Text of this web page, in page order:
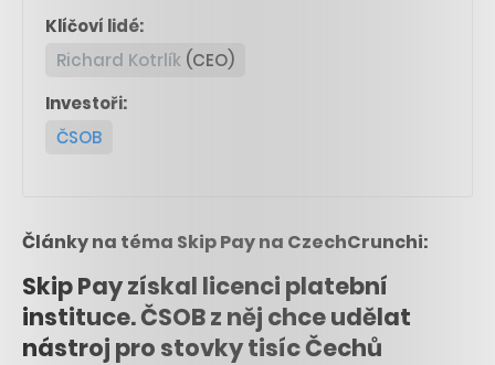
Klíčoví lidé:
Richard Kotrlík (CEO)
Investoři:
ČSOB
Články na téma Skip Pay na CzechCrunchi:
Skip Pay získal licenci platební
instituce. ČSOB z něj chce udělat
nástroj pro stovky tisíc Čechů